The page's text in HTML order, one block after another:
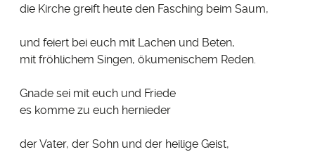
die Kirche greift heute den Fasching beim Saum,
und feiert bei euch mit Lachen und Beten,
mit fröhlichem Singen, ökumenischem Reden.
Gnade sei mit euch und Friede
es komme zu euch hernieder
der Vater, der Sohn und der heilige Geist,